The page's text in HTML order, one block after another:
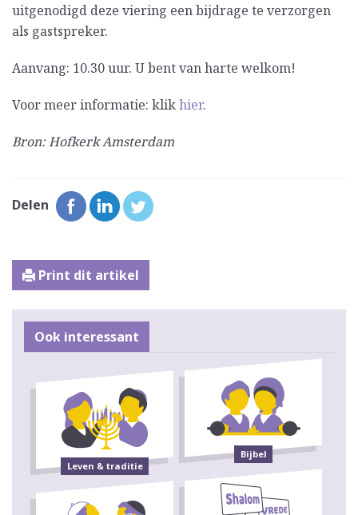
uitgenodigd deze viering een bijdrage te verzorgen
als gastspreker.
Aanvang: 10.30 uur. U bent van harte welkom!
Voor meer informatie: klikhier.
Bron: Hofkerk Amsterdam
Delen
Print dit artikel
Ook interessant
Leven & traditie
Bijbel